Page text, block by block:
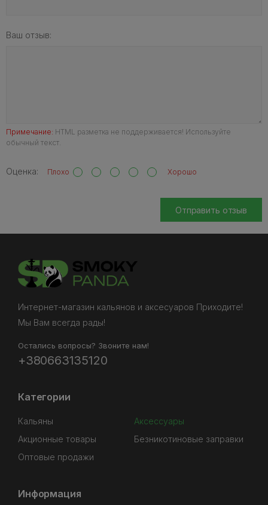
Ваш отзыв:
Примечание: HTML разметка не поддерживается! Используйте
обычный текст.
Оценка: Плохо Хорошо
Отправить отзыв
Интернет-магазин кальянов и аксесуаров Приходите!
Мы Вам всегда рады!
Остались вопросы? Звоните нам!
+380663135120
Категории
Кальяны
Аксессуары
Акционные товары
Безникотиновые заправки
Оптовые продажи
Информация